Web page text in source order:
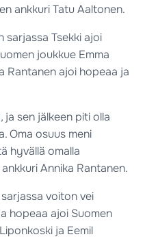
ankkuri Tatu Aaltonen.
Tsekki ajoi
joukkue Emma
Rantanen ajoi hopeaa ja
ja sen jälkeen piti olla
Oma osuus meni
hyvällä omalla
Annika Rantanen.
voiton vei
hopeaa ajoi Suomen
ja Eemil